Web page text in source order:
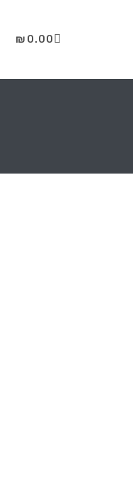
₪ 0.00